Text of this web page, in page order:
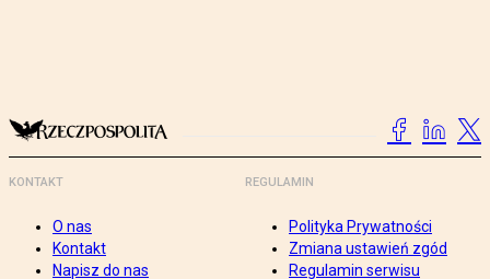
KONTAKT
O nas
Kontakt
Napisz do nas
REGULAMIN
Polityka Prywatności
Zmiana ustawień zgód
Regulamin serwisu